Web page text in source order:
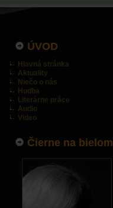
ÚVOD
Hlavná stránka
Aktuality
Niečo o nás
Hudba
Literárne práce
Audio
Video
Čierne na bielom